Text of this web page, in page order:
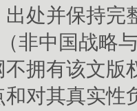
处并保持完
非中国战略
拥有该文
对其真实